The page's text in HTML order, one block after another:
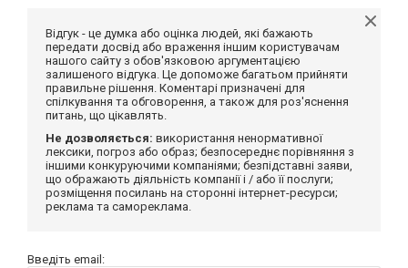
Відгук - це думка або оцінка людей, які бажають
передати досвід або враження іншим користувачам
нашого сайту з обов'язковою аргументацією
залишеного відгука. Це допоможе багатьом прийняти
правильне рішення. Коментарі призначені для
спілкування та обговорення, а також для роз'яснення
питань, що цікавлять.
Не дозволяється: використання ненормативної
лексики, погроз або образ; безпосереднє порівняння з
іншими конкуруючими компаніями; безпідставні заяви,
що ображають діяльність компанії і / або її послуги;
розміщення посилань на сторонні інтернет-ресурси;
реклама та самореклама.
Введіть email: